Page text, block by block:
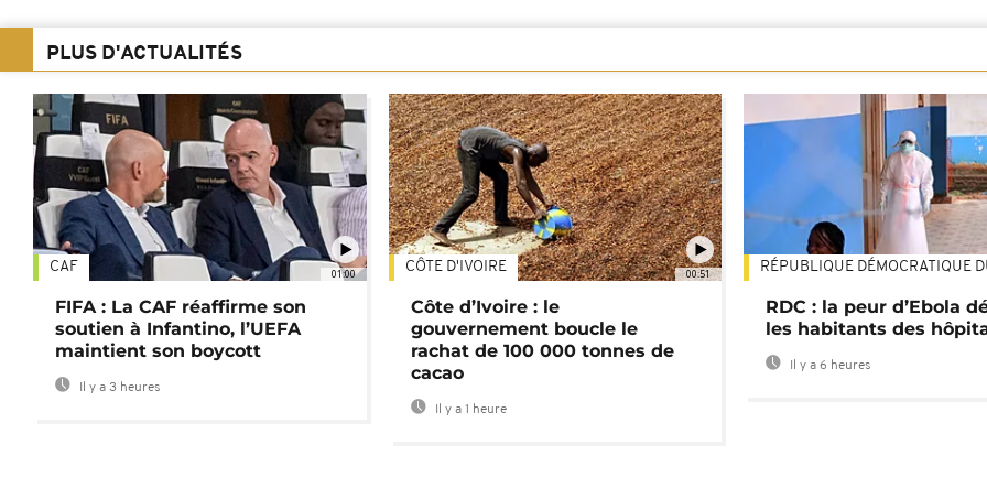
PLUS D'ACTUALITÉS
01:00
CAF
FIFA : La CAF réaffirme son
soutien à Infantino, l’UEFA
maintient son boycott
Il y a 3 heures
00:51
CÔTE D'IVOIRE
Côte d’Ivoire : le
gouvernement boucle le
rachat de 100 000 tonnes de
cacao
Il y a 1 heure
RÉPUBLIQUE DÉMOCRATIQUE
RDC : la peur d’Ebola
les habitants des
Il y a 6 heures